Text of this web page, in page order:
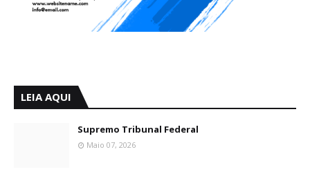
LEIA AQUI
Supremo Tribunal Federal
Maio 07, 2026